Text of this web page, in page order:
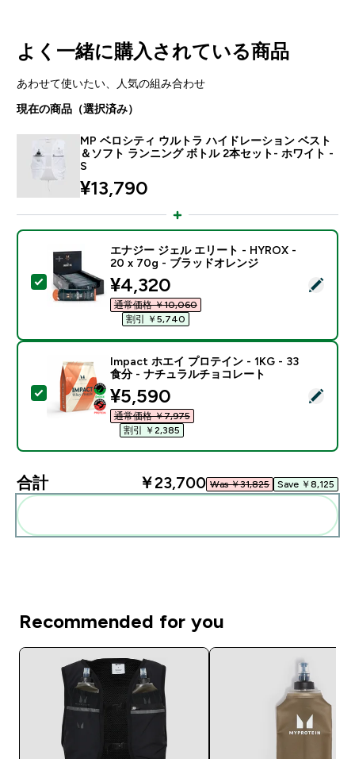
よく一緒に購入されている商品
あわせて使いたい、人気の組み合わせ
現在の商品（選択済み）
MP ベロシティ ウルトラ ハイドレーション ベスト
＆ソフト ランニング ボトル 2本セット- ホワイト -
S
¥13,790‎
この商品を選択 - エナジー ジェル エリート -
エナジー ジェル エリート - HYROX -
20 x 70g - ブラッドオレンジ
discounted price
¥4,320‎
通常価格 ￥10,060‎
割引 ￥5,740‎
この商品を選択 - Impact ホエイ プロテイン - 1KG -
Impact ホエイ プロテイン - 1KG - 33
食分 - ナチュラルチョコレート
discounted price
¥5,590‎
通常価格 ￥7,975‎
割引 ￥2,385‎
合計 ￥23,700‎ Was ￥31,825‎ Save ￥8,125‎
Recommended for you